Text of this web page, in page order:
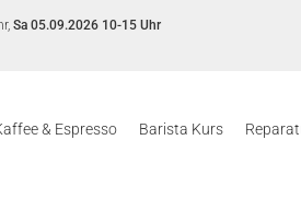
Sa 05.09.2026 10-15 Uhr
& Espresso Barista Kurs